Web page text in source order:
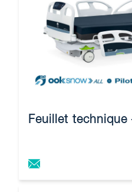
Feuillet